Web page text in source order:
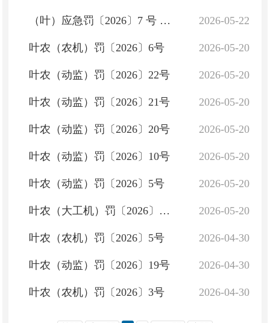
2026-05-22
（叶）应急罚〔2026〕7 号 叶城县安全生产行政处罚决定书
2026-05-20
叶农（农机）罚〔2026〕6号
2026-05-20
叶农（动监）罚〔2026〕22号
2026-05-20
叶农（动监）罚〔2026〕21号
2026-05-20
叶农（动监）罚〔2026〕20号
2026-05-20
叶农（动监）罚〔2026〕10号
2026-05-20
叶农（动监）罚〔2026〕5号
2026-05-20
叶农（大工机）罚〔2026〕1号
2026-04-30
叶农（农机）罚〔2026〕5号
2026-04-30
叶农（动监）罚〔2026〕19号
2026-04-30
叶农（农机）罚〔2026〕3号